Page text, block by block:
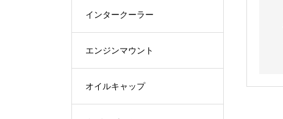
インタークーラー
エンジンマウント
オイルキャップ